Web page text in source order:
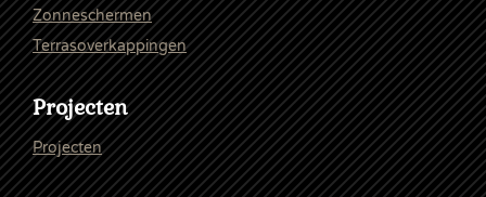
Zonneschermen
Terrasoverkappingen
Projecten
Projecten